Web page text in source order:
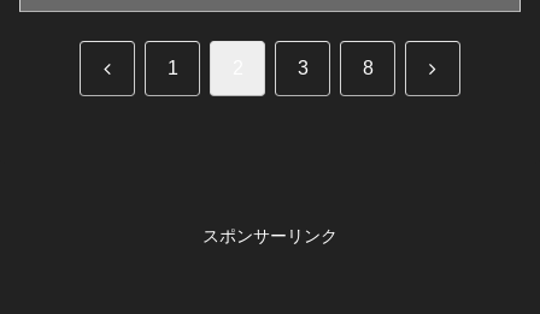
前 1 3 8 次
スポンサーリンク